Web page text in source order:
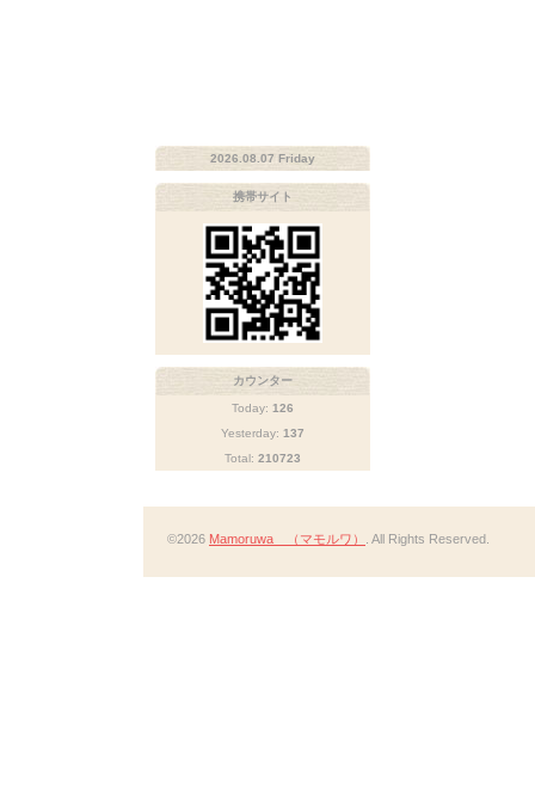
2026.08.07 Friday
携帯サイト
カウンター
Today: 126
Yesterday: 137
Total: 210723
©2026 Mamoruwa （マモルワ） . All Rights Reserved.